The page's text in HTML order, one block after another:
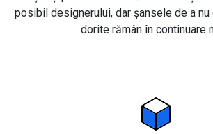
posibil designerului, dar șansele de a
dorite rămân în continuare